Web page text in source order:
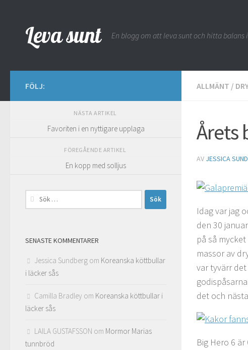
Leva sunt En blogg om att leva sunt och hitta balans
ALLMÄNT /
Årets
AV JESSICA
Idag var jag
den 30
på så
massor av
var tyvärr
det och
Big Hero 6
FÖLJ:
NÄSTA ARTIKEL
Favoriten i en nyttigare upplaga
FÖREGÅENDE ARTIKEL
En kopp med solljus
Sök
efter:
SENASTE KOMMENTARER
Jessica Sundberg om Koreanska köttbullar
i läcker sås
Camilla Bradley om Koreanska köttbullar i
läcker sås
LAILA GUSTAFSSON om Mormor Marias
tunnbröd